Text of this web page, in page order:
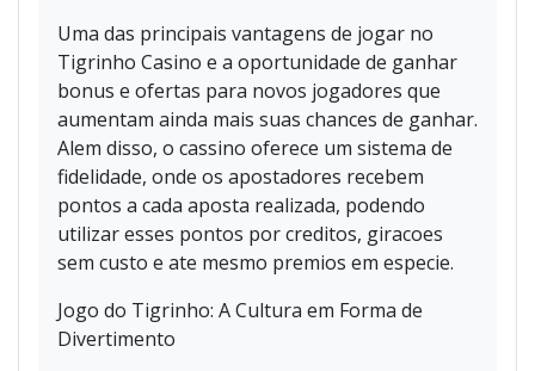
Uma das principais vantagens de jogar no
Tigrinho Casino e a oportunidade de ganhar
bonus e ofertas para novos jogadores que
aumentam ainda mais suas chances de ganhar.
Alem disso, o cassino oferece um sistema de
fidelidade, onde os apostadores recebem
pontos a cada aposta realizada, podendo
utilizar esses pontos por creditos, giracoes
sem custo e ate mesmo premios em especie.
Jogo do Tigrinho: A Cultura em Forma de
Divertimento